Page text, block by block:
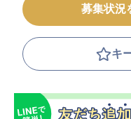
募集状況
キ